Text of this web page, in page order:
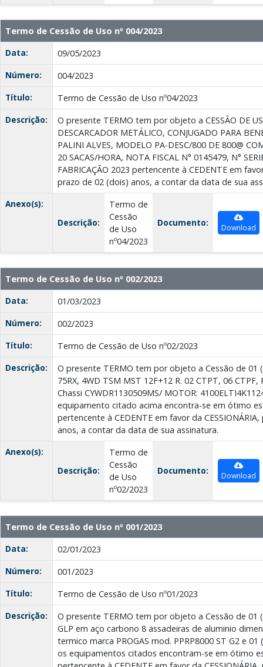
Termo de Cessão de Uso nº 004/2023
Data:
09/05/2023
Número:
004/2023
Título:
Termo de Cessão de Uso nº04/2023
Descrição:
O presente TERMO tem por objeto a CESSÃO DE
DESCARCADOR METÁLICO, CONJUGADO PARA
PALINI ALVES, MODELO PA-DESC/800 DE 800@
20 SACAS/HORA, NOTA FISCAL N° 0145479, N°
FABRICAÇÃO 2023 pertencente à CEDENTE em
prazo de 02 (dois) anos, a contar da data de sua
Anexo(s):
Descrição:
Termo de
Cessão
de Uso
nº04/2023
Documento: Download
Termo de Cessão de Uso nº 002/2023
Data:
01/03/2023
Número:
002/2023
Título:
Termo de Cessão de Uso nº02/2023
Descrição:
O presente TERMO tem por objeto a Cessão de 01
75RX, 4WD TSM MST 12F+12 R. 02 СТРТ, 06 CTPF,
Chassi CYWDR1130509MS/ MOTOR:
equipamento citado acima encontra-se em ótimo
pertencente à CEDENTE em favor da
anos, a contar da data de sua assinatura.
Anexo(s):
Descrição:
Termo de
Cessão
de Uso
nº02/2023
Documento: Download
Termo de Cessão de Uso nº 001/2023
Data:
02/01/2023
Número:
001/2023
Título:
Termo de Cessão de Uso nº01/2023
Descrição:
O presente TERMO tem por objeto a Cessão de
GLP em aço carbono 8 assadeiras de aluminio
termico marca PROGAS mod. PPRP8000 ST G2 e
os equipamentos citados encontram-se em ótimo